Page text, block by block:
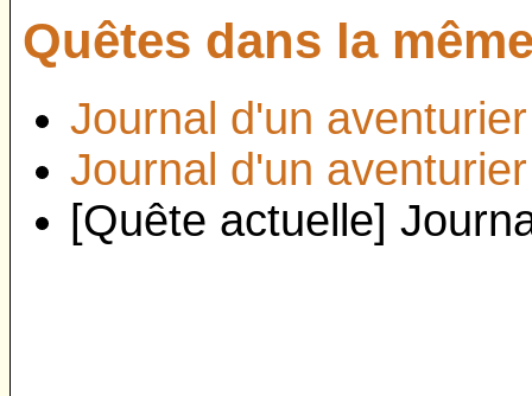
Quêtes dans la
Journal d'un
Journal d'un
[Quête actuelle]